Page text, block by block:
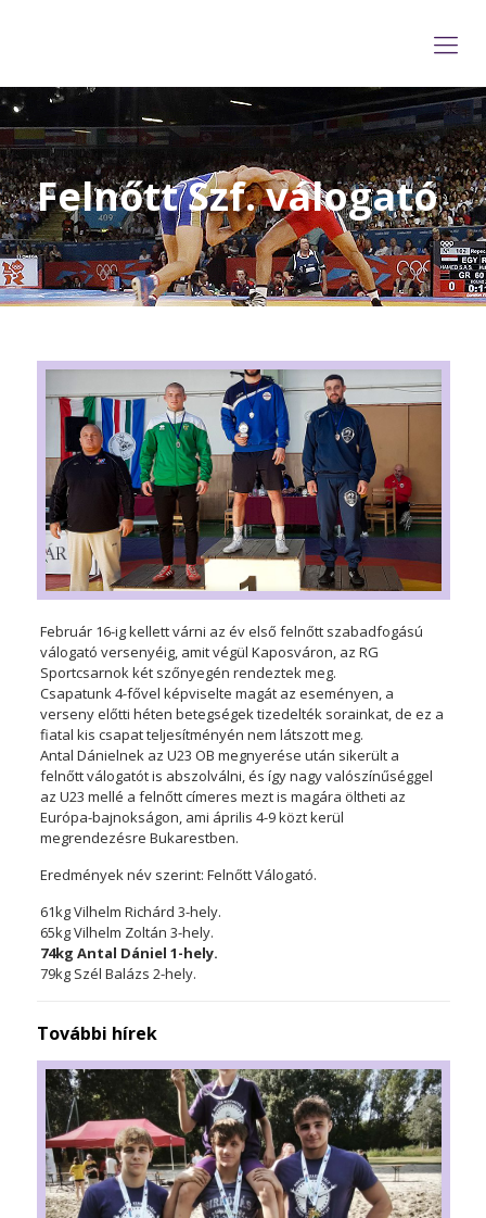
Felnőtt Szf. válogató
Február 16-ig kellett várni az év első felnőtt szabadfogású
válogató versenyéig, amit végül Kaposváron, az RG
Sportcsarnok két szőnyegén rendeztek meg.
Csapatunk 4-fővel képviselte magát az eseményen, a
verseny előtti héten betegségek tizedelték sorainkat, de ez a
fiatal kis csapat teljesítményén nem látszott meg.
Antal Dánielnek az U23 OB megnyerése után sikerült a
felnőtt válogatót is abszolválni, és így nagy valószínűséggel
az U23 mellé a felnőtt címeres mezt is magára öltheti az
Európa-bajnokságon, ami április 4-9 közt kerül
megrendezésre Bukarestben.
Eredmények név szerint: Felnőtt Válogató.
61kg Vilhelm Richárd 3-hely.
65kg Vilhelm Zoltán 3-hely.
74kg Antal Dániel 1-hely.
79kg Szél Balázs 2-hely.
További hírek